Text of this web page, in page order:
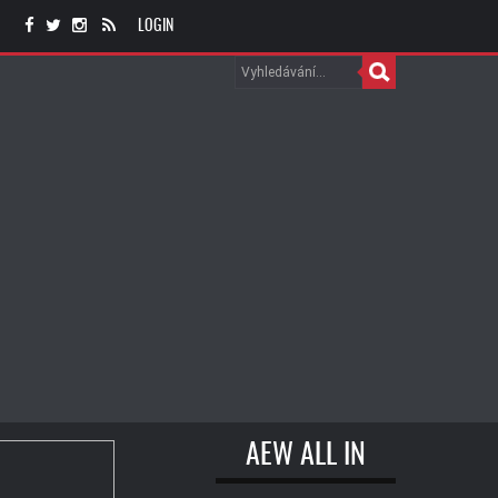
LOGIN
AEW ALL IN